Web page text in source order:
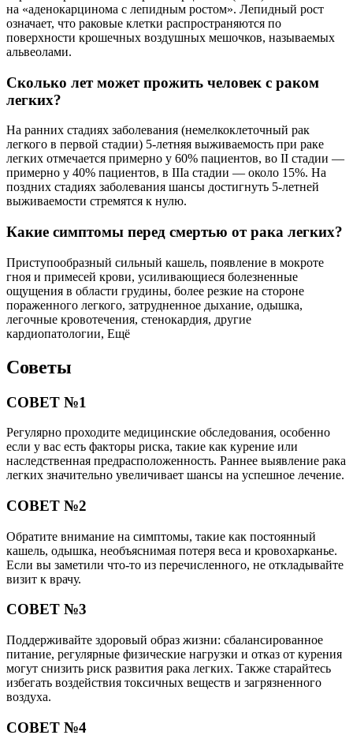
на «аденокарцинома с лепидным ростом». Лепидный рост
означает, что раковые клетки распространяются по
поверхности крошечных воздушных мешочков, называемых
альвеолами.
Сколько лет может прожить человек с раком
легких?
На ранних стадиях заболевания (немелкоклеточный рак
легкого в первой стадии) 5-летняя выживаемость при раке
легких отмечается примерно у 60% пациентов, во II стадии —
примерно у 40% пациентов, в IIIa стадии — около 15%. На
поздних стадиях заболевания шансы достигнуть 5-летней
выживаемости стремятся к нулю.
Какие симптомы перед смертью от рака легких?
Приступообразный сильный кашель, появление в мокроте
гноя и примесей крови, усиливающиеся болезненные
ощущения в области грудины, более резкие на стороне
пораженного легкого, затрудненное дыхание, одышка,
легочные кровотечения, стенокардия, другие
кардиопатологии, Ещё
Советы
СОВЕТ №1
Регулярно проходите медицинские обследования, особенно
если у вас есть факторы риска, такие как курение или
наследственная предрасположенность. Раннее выявление рака
легких значительно увеличивает шансы на успешное лечение.
СОВЕТ №2
Обратите внимание на симптомы, такие как постоянный
кашель, одышка, необъяснимая потеря веса и кровохарканье.
Если вы заметили что-то из перечисленного, не откладывайте
визит к врачу.
СОВЕТ №3
Поддерживайте здоровый образ жизни: сбалансированное
питание, регулярные физические нагрузки и отказ от курения
могут снизить риск развития рака легких. Также старайтесь
избегать воздействия токсичных веществ и загрязненного
воздуха.
СОВЕТ №4